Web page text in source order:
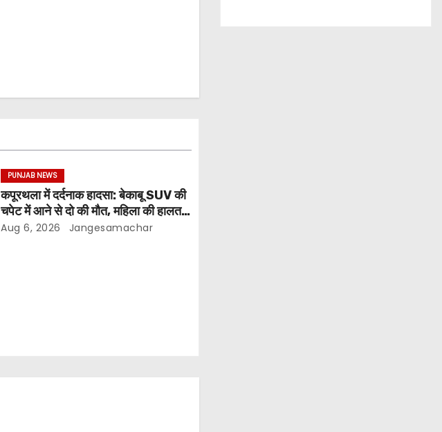
PUNJAB NEWS
कपूरथला में दर्दनाक हादसा: बेकाबू SUV की
चपेट में आने से दो की मौत, महिला की हालत
गंभीर
Aug 6, 2026 Jangesamachar